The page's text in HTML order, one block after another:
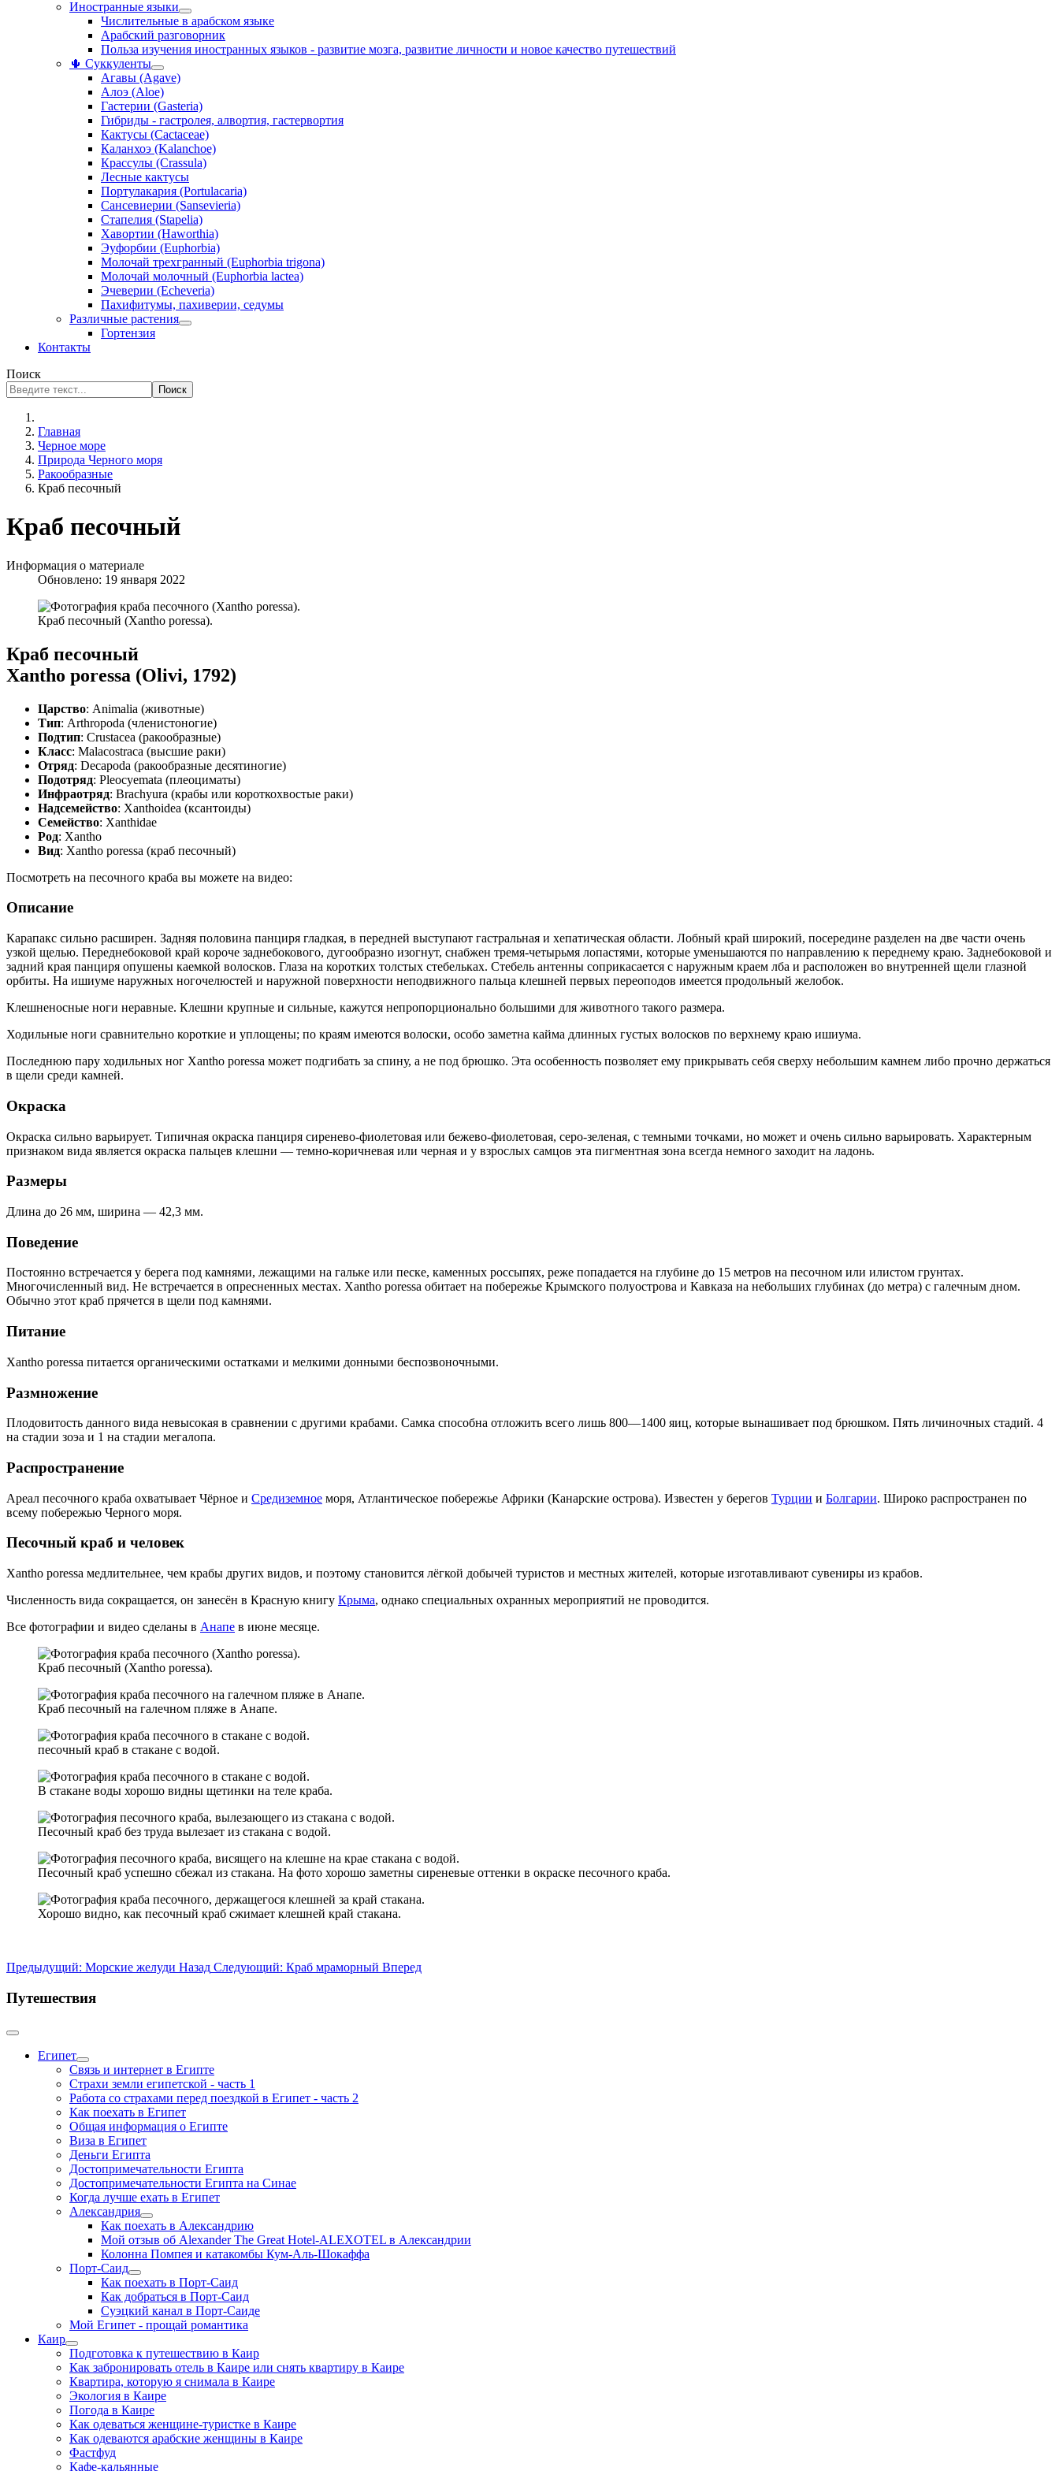
Иностранные языки
Числительные в арабском языке
Арабский разговорник
Польза изучения иностранных языков - развитие мозга, развитие личности и новое качество путешествий
🌵 Суккуленты
Агавы (Agave)
Алоэ (Aloe)
Гастерии (Gasteria)
Гибриды - гастролея, алвортия, гастервортия
Кактусы (Cactaceae)
Каланхоэ (Kalanchoe)
Крассулы (Crassula)
Лесные кактусы
Портулакария (Portulacaria)
Сансевиерии (Sansevieria)
Стапелия (Stapelia)
Хавортии (Haworthia)
Эуфорбии (Euphorbia)
Молочай трехгранный (Euphorbia trigona)
Молочай молочный (Euphorbia lactea)
Эчеверии (Echeveria)
Пахифитумы, пахиверии, седумы
Различные растения
Гортензия
Контакты
Поиск
Поиск
Главная
Черное море
Природа Черного моря
Ракообразные
Краб песочный
Краб песочный
Информация о материале
Обновлено: 19 января 2022
Краб песочный (Xantho poressa).
Краб песочный
Xantho poressa (Olivi, 1792)
Царство: Animalia (животные)
Тип: Arthropoda (членистоногие)
Подтип: Crustacea (ракообразные)
Класс: Malacostraca (высшие раки)
Отряд: Decapoda (ракообразные десятиногие)
Подотряд: Pleocyemata (плеоциматы)
Инфраотряд: Brachyura (крабы или короткохвостые раки)
Надсемейство: Xanthoidea (ксантоиды)
Семейство: Xanthidae
Род: Xantho
Вид: Xantho poressa (краб песочный)
Посмотреть на песочного краба вы можете на видео:
Описание
Карапакс сильно расширен. Задняя половина панциря гладкая, в передней выступают гастральная и хепатическая области. Лобный край широкий, посередине разделен на две части очень
узкой щелью. Переднебоковой край короче заднебокового, дугообразно изогнут, снабжен тремя-четырьмя лопастями, которые уменьшаются по направлению к переднему краю. Заднебоковой и
задний края панциря опушены каемкой волосков. Глаза на коротких толстых стебельках. Стебель антенны соприкасается с наружным краем лба и расположен во внутренней щели глазной
орбиты. На ишиуме наружных ногочелюстей и наружной поверхности неподвижного пальца клешней первых переоподов имеется продольный желобок.
Клешненосные ноги неравные. Клешни крупные и сильные, кажутся непропорционально большими для животного такого размера.
Ходильные ноги сравнительно короткие и уплощены; по краям имеются волоски, особо заметна кайма длинных густых волосков по верхнему краю ишиума.
Последнюю пару ходильных ног Xantho poressa может подгибать за спину, а не под брюшко. Эта особенность позволяет ему прикрывать себя сверху небольшим камнем либо прочно держаться
в щели среди камней.
Окраска
Окраска сильно варьирует. Типичная окраска панциря сиренево-фиолетовая или бежево-фиолетовая, серо-зеленая, с темными точками, но может и очень сильно варьировать. Характерным
признаком вида является окраска пальцев клешни — темно-коричневая или черная и у взрослых самцов эта пигментная зона всегда немного заходит на ладонь.
Размеры
Длина до 26 мм, ширина — 42,3 мм.
Поведение
Постоянно встречается у берега под камнями, лежащими на гальке или песке, каменных россыпях, реже попадается на глубине до 15 метров на песочном или илистом грунтах.
Многочисленный вид. Не встречается в опресненных местах. Xantho poressa обитает на побережье Крымского полуострова и Кавказа на небольших глубинах (до метра) с галечным дном.
Обычно этот краб прячется в щели под камнями.
Питание
Xantho poressa питается органическими остатками и мелкими донными беспозвоночными.
Размножение
Плодовитость данного вида невысокая в сравнении с другими крабами. Самка способна отложить всего лишь 800—1400 яиц, которые вынашивает под брюшком. Пять личиночных стадий. 4
на стадии зоэа и 1 на стадии мегалопа.
Распространение
Ареал песочного краба охватывает Чёрное и Средиземное моря, Атлантическое побережье Африки (Канарские острова). Известен у берегов Турции и Болгарии. Широко распространен по
всему побережью Черного моря.
Песочный краб и человек
Xantho poressa медлительнее, чем крабы других видов, и поэтому становится лёгкой добычей туристов и местных жителей, которые изготавливают сувениры из крабов.
Численность вида сокращается, он занесён в Красную книгу Крыма, однако специальных охранных мероприятий не проводится.
Все фотографии и видео сделаны в Анапе в июне месяце.
Краб песочный (Xantho poressa).
Краб песочный на галечном пляже в Анапе.
песочный краб в стакане с водой.
В стакане воды хорошо видны щетинки на теле краба.
Песочный краб без труда вылезает из стакана с водой.
Песочный краб успешно сбежал из стакана. На фото хорошо заметны сиреневые оттенки в окраске песочного краба.
Хорошо видно, как песочный краб сжимает клешней край стакана.
Предыдущий: Морские желуди Назад Следующий: Краб мраморный Вперед
Путешествия
Египет
Связь и интернет в Египте
Страхи земли египетской - часть 1
Работа со страхами перед поездкой в Египет - часть 2
Как поехать в Египет
Общая информация о Египте
Виза в Египет
Деньги Египта
Достопримечательности Египта
Достопримечательности Египта на Синае
Когда лучше ехать в Египет
Александрия
Как поехать в Александрию
Мой отзыв об Alexander The Great Hotel-ALEXOTEL в Александрии
Колонна Помпея и катакомбы Кум-Аль-Шокаффа
Порт-Саид
Как поехать в Порт-Саид
Как добраться в Порт-Саид
Суэцкий канал в Порт-Саиде
Мой Египет - прощай романтика
Каир
Подготовка к путешествию в Каир
Как забронировать отель в Каире или снять квартиру в Каире
Квартира, которую я снимала в Каире
Экология в Каире
Погода в Каире
Как одеваться женщине-туристке в Каире
Как одеваются арабские женщины в Каире
Фастфуд
Кафе-кальянные